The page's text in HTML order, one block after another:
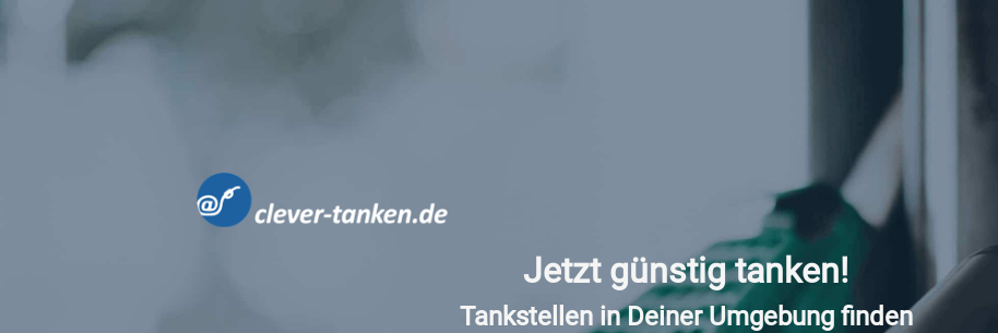
Jetzt günstig tanken!
Tankstellen in Deiner Umgebung finden